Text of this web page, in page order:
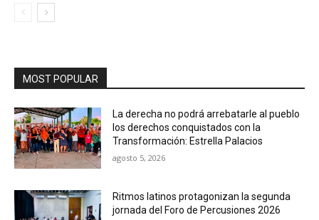
MOST POPULAR
La derecha no podrá arrebatarle al pueblo
los derechos conquistados con la
Transformación: Estrella Palacios
agosto 5, 2026
Ritmos latinos protagonizan la segunda
jornada del Foro de Percusiones 2026